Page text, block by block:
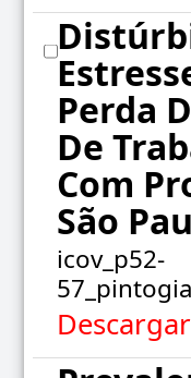
Perda
De
Com
São
icov_p52-
Descargar